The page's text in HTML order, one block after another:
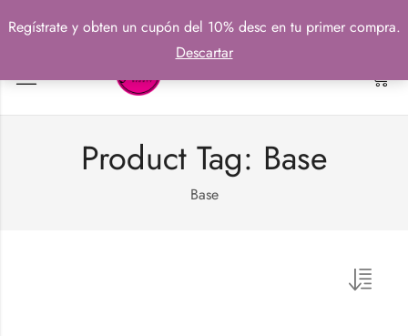
Product Tag: Base
Base
Regístrate y obten un cupón del 10% desc en tu primer compra.
Descartar